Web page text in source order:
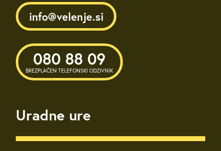
info@velenje.si
080 88 09
BREZPLAČEN TELEFONSKI ODZIVNIK
Uradne ure